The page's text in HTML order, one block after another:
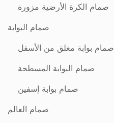
صمام الكرة الأرضية مزورة
صمام البوابة
صمام بوابة مغلق من الأسفل
صمام البوابة المسطحة
صمام بوابة إسفين
صمام العالم